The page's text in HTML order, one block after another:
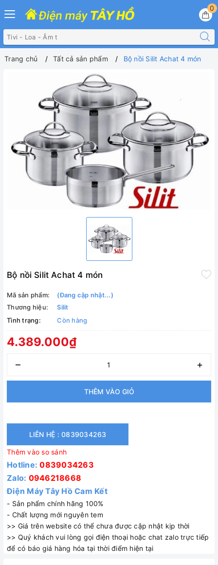
0
Trang chủ Tất cả sản phẩm Bộ nồi Silit Achat 4 món
Bộ nồi Silit Achat 4 món
Mã sản phẩm:
(Đang cập nhật...)
Thương hiệu:
Silit
Tình trạng:
Còn hàng
4.389.000₫
– +
THÊM VÀO GIỎ
LIÊN HỆ : 0839034263
Thêm vào so sánh
Hotline:0839034263
Zalo: 0946218668
Điện Máy Tây Hồ Cam Kết
- Sản phẩm chính hãng 100%
- Chất lượng mới nguyên tem
>> Giá trên website có thể chưa được cập nhật kịp thời
>> Quý khách vui lòng gọi điện thoại hoặc chat zalo trực tiếp
để có báo giá hàng hóa tại thời điểm hiện tại